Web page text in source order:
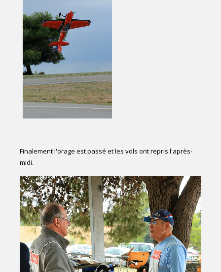
Finalement l'orage est passé et les vols ont repris l'après-
midi.